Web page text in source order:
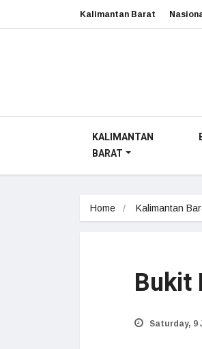
Kalimantan Barat
KALIMANTAN
BARAT
Home Kalimantan
Bukit
Saturday, 9